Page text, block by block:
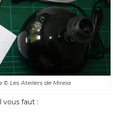
© Les Ateliers de Mireia
vous faut :